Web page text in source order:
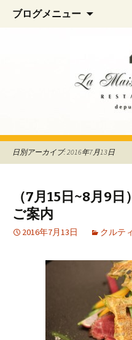
La Maison
阿佐ヶ谷、荻窪
「La Maison
ブログメニュー
へ
移
日別アーカイブ: 2016年7月13日
（7月15日~8月9
ご案内
2016年7月13日 クルテ